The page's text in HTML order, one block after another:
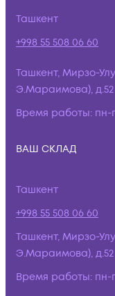
Ташкент
+998 55 508 06 60
Ташкент, Мирзо-
Э.Мараимова), д.52
Время работы: пн-
ВАШ СКЛАД
Ташкент
+998 55 508 06 60
Ташкент, Мирзо-
Э.Мараимова), д.52
Время работы: пн-